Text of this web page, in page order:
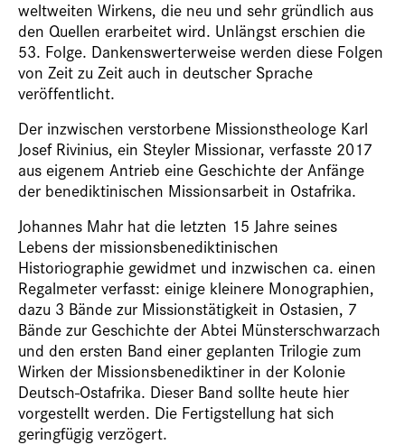
weltweiten Wirkens, die neu und sehr gründlich aus
den Quellen erarbeitet wird. Unlängst erschien die
53. Folge. Dankenswerterweise werden diese Folgen
von Zeit zu Zeit auch in deutscher Sprache
veröffentlicht.
Der inzwischen verstorbene Missionstheologe Karl
Josef Rivinius, ein Steyler Missionar, verfasste 2017
aus eigenem Antrieb eine Geschichte der Anfänge
der benediktinischen Missionsarbeit in Ostafrika.
Johannes Mahr hat die letzten 15 Jahre seines
Lebens der missionsbenediktinischen
Historiographie gewidmet und inzwischen ca. einen
Regalmeter verfasst: einige kleinere Monographien,
dazu 3 Bände zur Missionstätigkeit in Ostasien, 7
Bände zur Geschichte der Abtei Münsterschwarzach
und den ersten Band einer geplanten Trilogie zum
Wirken der Missionsbenediktiner in der Kolonie
Deutsch-Ostafrika. Dieser Band sollte heute hier
vorgestellt werden. Die Fertigstellung hat sich
geringfügig verzögert.